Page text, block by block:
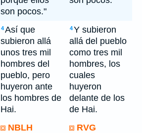
son pocos."
4Así que
subieron allá
unos tres mil
hombres del
pueblo, pero
huyeron ante
los hombres de
Hai.
4Y subieron
allá del pueblo
como tres mil
hombres, los
cuales
huyeron
delante de los
de Hai.
NBLH RVG